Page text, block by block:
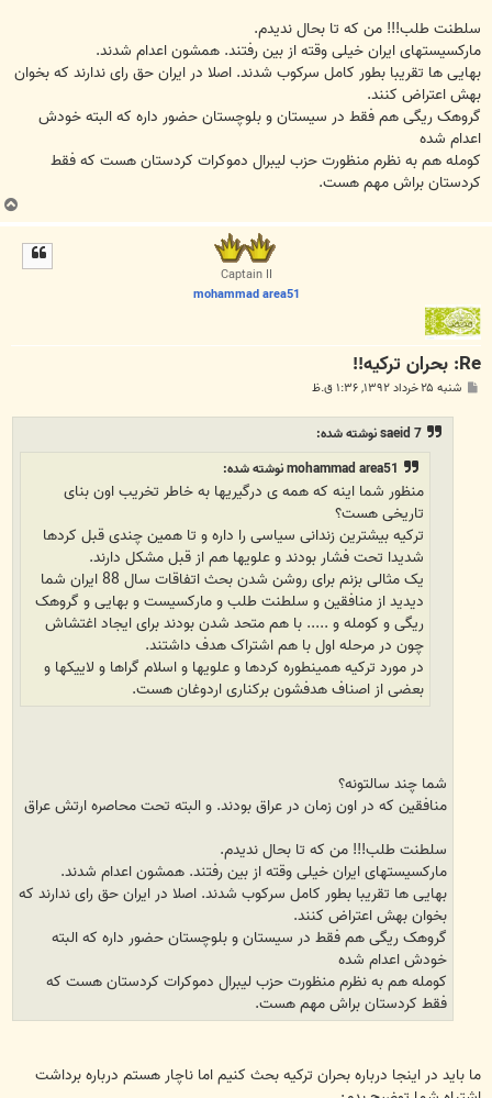
سلطنت طلب!!! من که تا بحال ندیدم.
مارکسیستهای ایران خیلی وقته از بین رفتند. همشون اعدام شدند.
بهایی ها تقریبا بطور کامل سرکوب شدند. اصلا در ایران حق رای ندارند که بخوان
بهش اعتراض کنند.
گروهک ریگی هم فقط در سیستان و بلوچستان حضور داره که البته خودش
اعدام شده
کومله هم به نظرم منظورت حزب لیبرال دموکرات کردستان هست که فقط
کردستان براش مهم هست.
ب
ا
Captain II
mohammad area51
Re: بحران ترکیه!!
پ شنبه ۲۵ خرداد ۱۳۹۲, ۱:۳۶ ق.ظ
saeid 7 نوشته شده:
mohammad area51 نوشته شده:
منظور شما اینه که همه ی درگیریها به خاطر تخریب اون بنای
تاریخی هست؟
ترکیه بیشترین زندانی سیاسی را داره و تا همین چندی قبل کردها
شدیدا تحت فشار بودند و علویها هم از قبل مشکل دارند.
یک مثالی بزنم برای روشن شدن بحث اتفاقات سال 88 ایران شما
دیدید از منافقین و سلطنت طلب و مارکسیست و بهایی و گروهک
ریگی و کومله و ..... با هم متحد شدن بودند برای ایجاد اغتشاش
چون در مرحله اول با هم اشتراک هدف داشتند.
در مورد ترکیه همینطوره کردها و علویها و اسلام گراها و لاییکها و
بعضی از اصناف هدفشون برکناری اردوغان هست.
شما چند سالتونه؟
منافقین که در اون زمان در عراق بودند. و البته تحت محاصره ارتش عراق
سلطنت طلب!!! من که تا بحال ندیدم.
مارکسیستهای ایران خیلی وقته از بین رفتند. همشون اعدام شدند.
بهایی ها تقریبا بطور کامل سرکوب شدند. اصلا در ایران حق رای ندارند که
بخوان بهش اعتراض کنند.
گروهک ریگی هم فقط در سیستان و بلوچستان حضور داره که البته
خودش اعدام شده
کومله هم به نظرم منظورت حزب لیبرال دموکرات کردستان هست که
فقط کردستان براش مهم هست.
ما باید در اینجا درباره بحران ترکیه بحث کنیم اما ناچار هستم درباره برداشت